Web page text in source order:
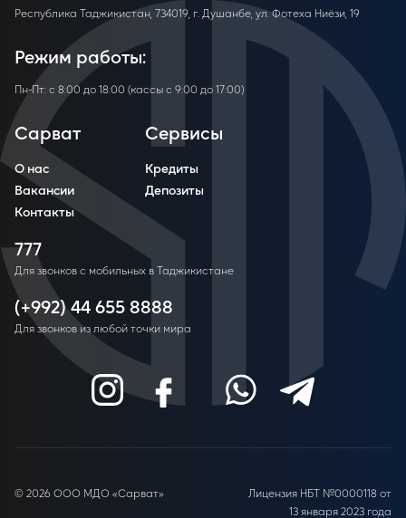
Республика Таджикистан, 734019, г. Душанбе, ул. Фотеха Ниёзи, 19
Режим работы:
Пн-Пт: с 8:00 до 18:00 (кассы с 9:00 до 17:00)
Сарват
О нас
Вакансии
Контакты
Сервисы
Кредиты
Депозиты
777
Для звонков с мобильных в Таджикистане
(+992) 44 655 8888
Для звонков из любой точки мира
© 2026 ООО МДО «Сарват»
Лицензия НБТ №0000118 от
13 января 2023 года